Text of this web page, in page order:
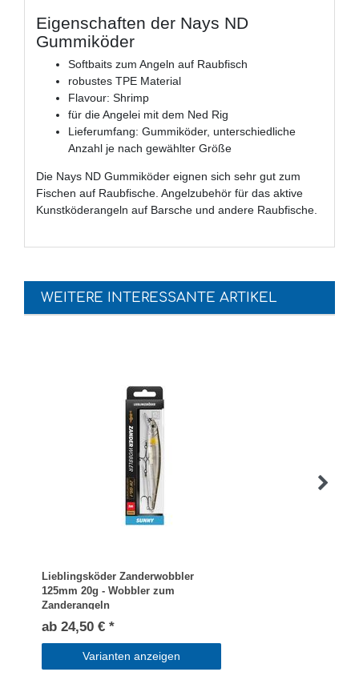
Eigenschaften der Nays ND
Gummiköder
Softbaits zum Angeln auf Raubfisch
robustes TPE Material
Flavour: Shrimp
für die Angelei mit dem Ned Rig
Lieferumfang: Gummiköder, unterschiedliche
Anzahl je nach gewählter Größe
Die Nays ND Gummiköder eignen sich sehr gut zum
Fischen auf Raubfische. Angelzubehör für das aktive
Kunstköderangeln auf Barsche und andere Raubfische.
WEITERE INTERESSANTE ARTIKEL
Lieblingsköder Zanderwobbler
125mm 20g - Wobbler zum
Zanderangeln
ab 24,50 € *
Varianten anzeigen